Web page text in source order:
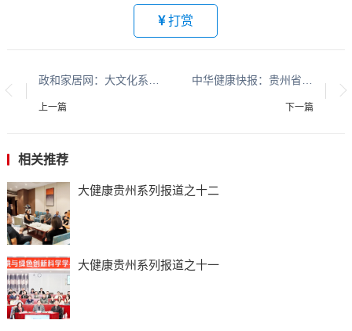
打赏
上一篇 下一篇
相关推荐
大健康贵州系列报道之十二
大健康贵州系列报道之十一